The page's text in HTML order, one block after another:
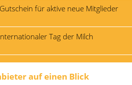
für aktive neue Mitglieder
Tag der Milch
auf einen Blick